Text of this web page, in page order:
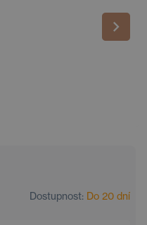
Dostupnost: Do 20 dní